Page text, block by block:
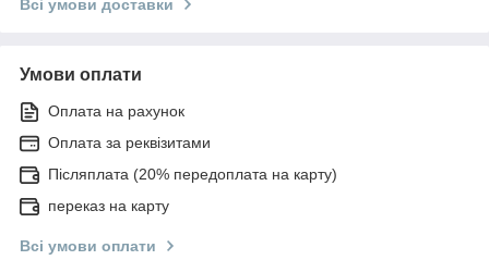
Всі умови доставки
Умови оплати
Оплата на рахунок
Оплата за реквізитами
Післяплата (20% передоплата на карту)
переказ на карту
Всі умови оплати